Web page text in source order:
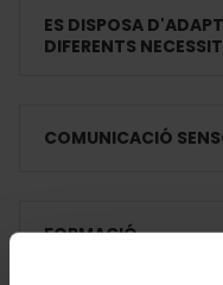
ES DISPOSA
DIFERENTS
COMUNICACIÓ
FORMACIÓ